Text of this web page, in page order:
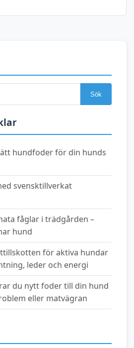
Sök
hundfoder för din hunds
svensktillverkat
fåglar i trädgården –
hund
för aktiva hundar
leder och energi
du nytt foder till din hund
eller matvägran